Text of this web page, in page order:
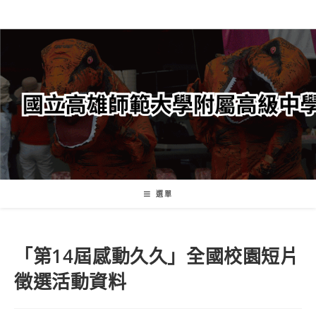
轉
要
內
容
選單
「第14屆感動久久」全國校園短片
徵選活動資料